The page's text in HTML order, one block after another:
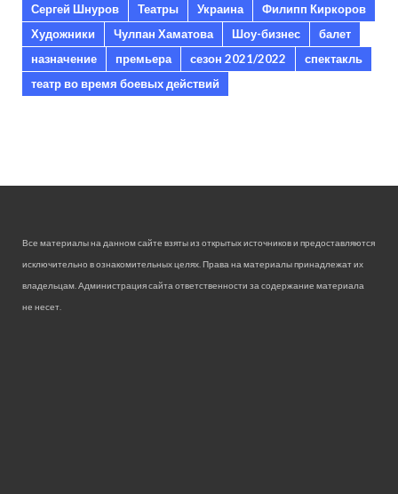
Сергей Шнуров
Театры Украина
Филипп Киркоров
Художники
Чулпан Хаматова Шоу-бизнес
балет
назначение
премьера сезон 2021/2022
спектакль
театр во время боевых действий
Все материалы на данном сайте взяты из открытых источников и предоставляются
исключительно в ознакомительных целях. Права на материалы принадлежат их
владельцам. Администрация сайта ответственности за содержание материала
не несет.